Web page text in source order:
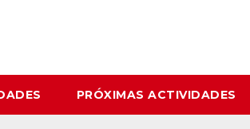
PRÓXIMAS ACTIVIDADES